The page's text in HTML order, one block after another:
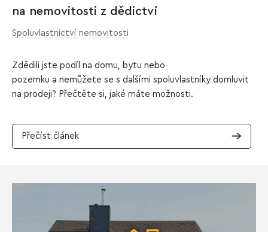
na nemovitosti z dědictví
Spoluvlastnictví nemovitosti
Zdědili jste podíl na domu, bytu nebo
pozemku a nemůžete se s dalšími spoluvlastníky domluvit
na prodeji? Přečtěte si, jaké máte možnosti.
Přečíst článek